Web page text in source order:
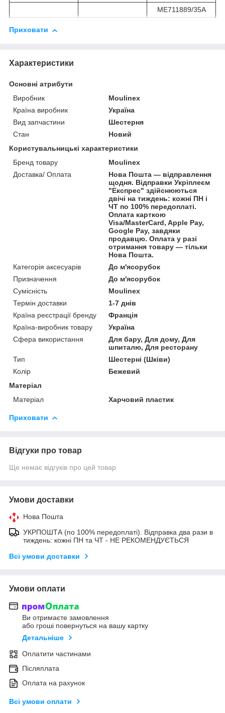
ME711889/35A
Приховати
Характеристики
Основні атрибути
Виробник
Moulinex
Країна виробник
Україна
Вид запчастини
Шестерня
Стан
Новий
Користувальницькі характеристики
Бренд товару
Moulinex
Доставка/ Оплата
Нова Пошта — відправлення
щодня. Відправки Укріплеєм
"Експрес" здійснюються
двічі на тиждень: кожні ПН і
ЧТ по 100% передоплаті.
Оплата карткою
Visa/MasterCard, Apple Pay,
Google Pay, завдяки
продавцю. Оплата у разі
отримання товару — тільки
Нова Пошта.
Категорія аксесуарів
До м'ясорубок
Призначення
До м'ясорубок
Сумісність
Moulinex
Термін доставки
1-7 днів
Країна реєстрації бренду
Франція
Країна-виробник товару
Україна
Сфера використання
Для бару, Для дому, Для
шпиталю, Для ресторану
Тип
Шестерні (Шківи)
Колір
Бежевий
Матеріал
Матеріал
Харчовий пластик
Приховати
Відгуки про товар
Ще немає відгуків про цей товар
Умови доставки
Нова Пошта
УКРПОШТА (по 100% передоплаті). Відправка два рази в
тиждень: кожні ПН та ЧТ - НЕ РЕКОМЕНДУЄТЬСЯ
Всі умови доставки
Умови оплати
Ви отримаєте замовлення
або гроші повернуться на вашу картку
Детальніше
Оплатити частинами
Післяплата
Оплата на рахунок
Всі умови оплати